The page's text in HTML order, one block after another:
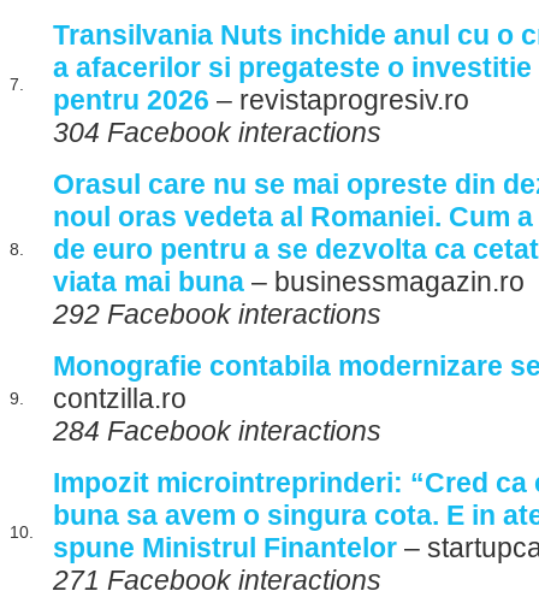
7.
Transilvania Nuts inchide anul cu o
a afacerilor si pregateste o investitie
pentru 2026 – revistaprogresiv.ro
304 Facebook interactions
8.
Orasul care nu se mai opreste din
noul oras vedeta al Romaniei. Cum
de euro pentru a se dezvolta ca
viata mai buna – businessmagazin.ro
292 Facebook interactions
9.
Monografie contabila modernizare
contzilla.ro
284 Facebook interactions
10.
Impozit microintreprinderi: “Cred ca
buna sa avem o singura cota. E in
spune Ministrul Finantelor –
271 Facebook interactions